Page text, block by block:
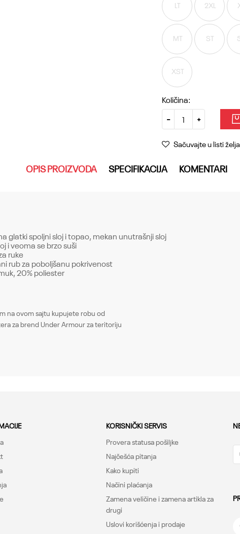
LT 2XL
MT ST
XST
Količina:
Sačuvajte u listi želja
OPIS PROIZVODA SPECIFIKACIJA KOMENTARI
glatki spoljni sloj i topao, mekan unutrašnji sloj
i veoma se brzo suši
ruke
rub za poboljšanu pokrivenost
20% poliester
na ovom sajtu kupujete robu od
za brend Under Armour za teritoriju
KORISNIČKI SERVIS
Provera statusa pošiljke
Najčešća pitanja
Kako kupiti
Načini plaćanja
Zamena veličine i zamena artikla za
drugi
Uslovi korišćenja i prodaje